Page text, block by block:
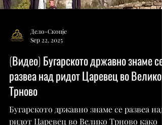
Дело-Скопје
Sep 22, 2025